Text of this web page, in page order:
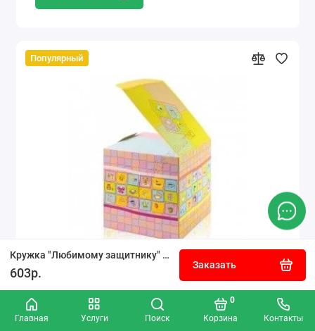
Главная Услуги Поиск Корзина
0
Контакты
Кружка "Любимому защитнику" №171
603р.
Заказать
Популярный
Коробка для кружки подарочная розовая